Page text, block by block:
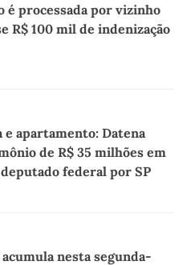
é processada por vizinho
R$ 100 mil de indenização
e apartamento: Datena
de R$ 35 milhões em
federal por SP
nesta segunda-